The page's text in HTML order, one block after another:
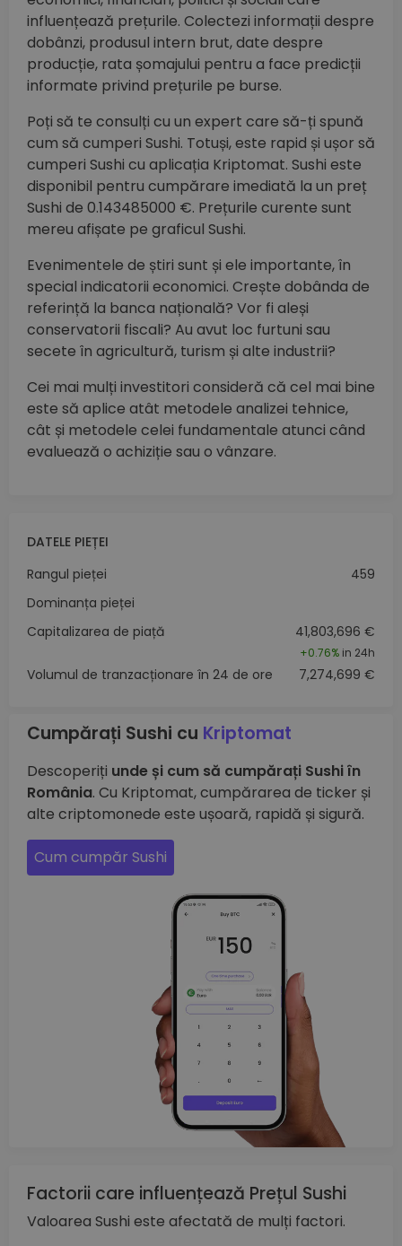
influențează prețurile. Colectezi informații despre
dobânzi, produsul intern brut, date despre
producție, rata șomajului pentru a face predicții
informate privind prețurile pe burse.
Poți să te consulți cu un expert care să-ți spună
cum să cumperi Sushi. Totuși, este rapid și ușor să
cumperi Sushi cu aplicația Kriptomat. Sushi este
disponibil pentru cumpărare imediată la un preț
Sushi de 0.143485000 €. Prețurile curente sunt
mereu afișate pe graficul Sushi.
Evenimentele de știri sunt și ele importante, în
special indicatorii economici. Crește dobânda de
referință la banca națională? Vor fi aleși
conservatorii fiscali? Au avut loc furtuni sau
secete în agricultură, turism și alte industrii?
Cei mai mulți investitori consideră că cel mai bine
este să aplice atât metodele analizei tehnice,
cât și metodele celei fundamentale atunci când
evaluează o achiziție sau o vânzare.
DATELE PIEȚEI
Rangul pieței
459
Dominanța pieței
Capitalizarea de piață
41,803,696 €
+0.76% in 24h
Volumul de tranzacționare în 24 de ore 7,274,699 €
Cumpărați Sushi cu Kriptomat
Descoperiți unde și cum să cumpărați Sushi în
România. Cu Kriptomat, cumpărarea de ticker și
alte criptomonede este ușoară, rapidă și sigură.
Cum cumpăr Sushi
Factorii care influențează Prețul Sushi
Valoarea Sushi este afectată de mulți factori.